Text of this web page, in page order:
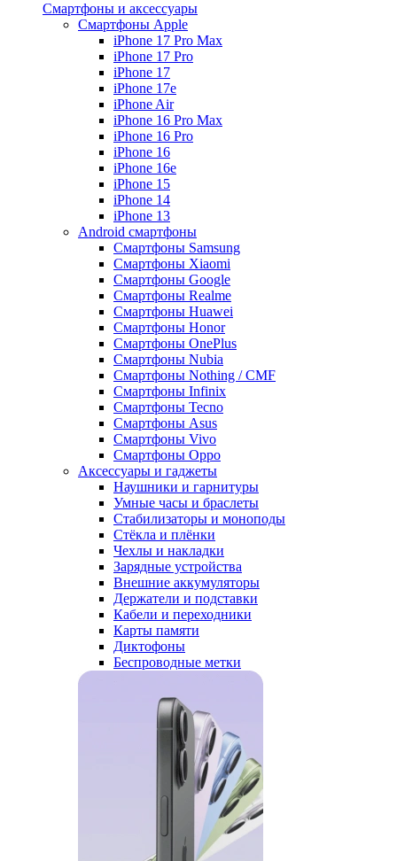
Смартфоны и аксессуары
Смартфоны Apple
iPhone 17 Pro Max
iPhone 17 Pro
iPhone 17
iPhone 17e
iPhone Air
iPhone 16 Pro Max
iPhone 16 Pro
iPhone 16
iPhone 16e
iPhone 15
iPhone 14
iPhone 13
Android cмартфоны
Смартфоны Samsung
Смартфоны Xiaomi
Смартфоны Google
Смартфоны Realme
Смартфоны Huawei
Смартфоны Honor
Смартфоны OnePlus
Смартфоны Nubia
Смартфоны Nothing / CMF
Смартфоны Infinix
Смартфоны Tecno
Смартфоны Asus
Смартфоны Vivo
Смартфоны Oppo
Аксессуары и гаджеты
Наушники и гарнитуры
Умные часы и браслеты
Стабилизаторы и моноподы
Стёкла и плёнки
Чехлы и накладки
Зарядные устройства
Внешние аккумуляторы
Держатели и подставки
Кабели и переходники
Карты памяти
Диктофоны
Беспроводные метки